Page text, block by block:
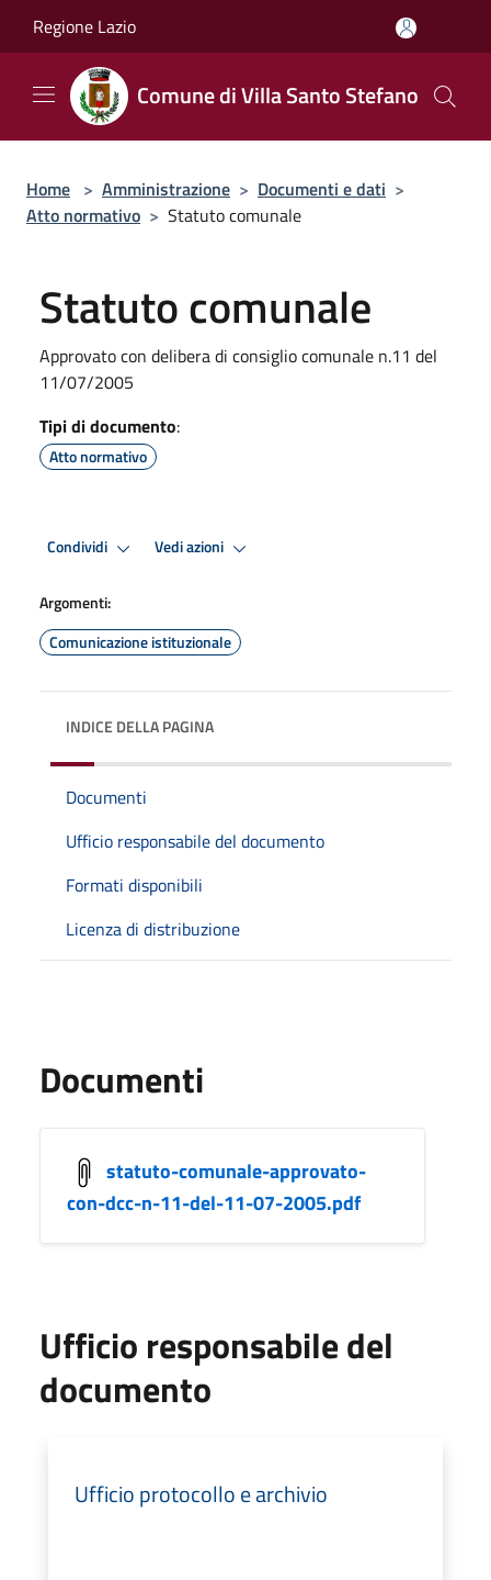
Regione Lazio
Comune di Villa Santo Stefano
Home > Amministrazione > Documenti e dati >
Atto normativo > Statuto comunale
Statuto comunale
Approvato con delibera di consiglio comunale n.11 del
11/07/2005
Tipi di documento:
Atto normativo
Condividi Vedi azioni
Argomenti:
Comunicazione istituzionale
INDICE DELLA PAGINA
Documenti
Ufficio responsabile del documento
Formati disponibili
Licenza di distribuzione
Documenti
statuto-comunale-approvato-
con-dcc-n-11-del-11-07-2005.pdf
Ufficio responsabile del
documento
Ufficio protocollo e archivio